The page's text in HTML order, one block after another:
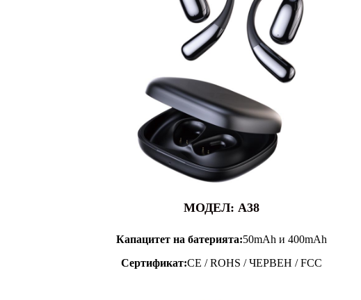
МОДЕЛ: A38
Капацитет на батерията:50mAh и 400mAh
Сертификат:CE / ROHS / ЧЕРВЕН / FCC